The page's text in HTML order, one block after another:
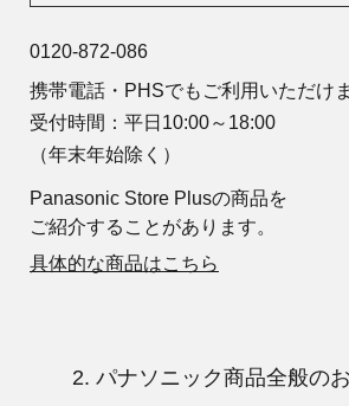
0120-872-086
携帯電話・PHSでもご利用いただけま
受付時間：平日10:00～18:00
（年末年始除く）
Panasonic Store Plusの商品を
ご紹介することがあります。
具体的な商品はこちら
2. パナソニック商品全般の